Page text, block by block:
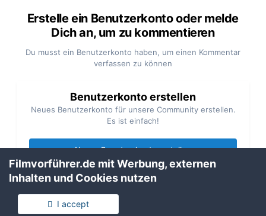
Erstelle ein Benutzerkonto oder melde
Dich an, um zu kommentieren
Du musst ein Benutzerkonto haben, um einen Kommentar
verfassen zu können
Benutzerkonto erstellen
Neues Benutzerkonto für unsere Community erstellen.
Es ist einfach!
Neues Benutzerkonto erstellen
Du hast bereits ein Benutzerkonto? Melde Dich hier an.
Filmvorführer.de mit Werbung, externen
Inhalten und Cookies nutzen
I accept